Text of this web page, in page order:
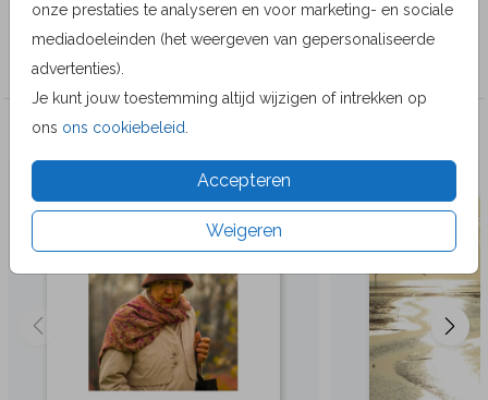
onze prestaties te analyseren en voor marketing- en sociale
mediadoeleinden (het weergeven van gepersonaliseerde
advertenties).
Je kunt jouw toestemming altijd wijzigen of intrekken op
ons ons cookiebeleid
Accepteren
Weigeren
Collectie
MyCards
Veel gekozen producten